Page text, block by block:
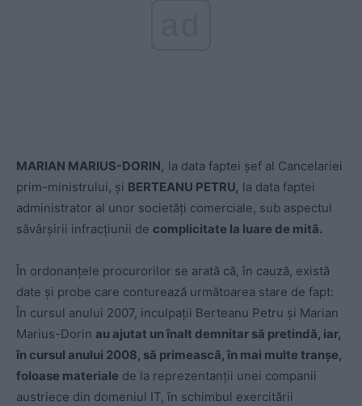
MARIAN MARIUS-DORIN, la data faptei șef al Cancelariei
prim-ministrului, și BERTEANU PETRU, la data faptei
administrator al unor societăți comerciale, sub aspectul
săvârșirii infracțiunii de complicitate la luare de mită.
În ordonanțele procurorilor se arată că, în cauză, există
date și probe care conturează următoarea stare de fapt:
În cursul anului 2007, inculpații Berteanu Petru și Marian
Marius-Dorin au ajutat un înalt demnitar să pretindă, iar,
în cursul anului 2008, să primească, în mai multe tranșe,
foloase materiale de la reprezentanții unei companii
austriece din domeniul IT, în schimbul exercitării